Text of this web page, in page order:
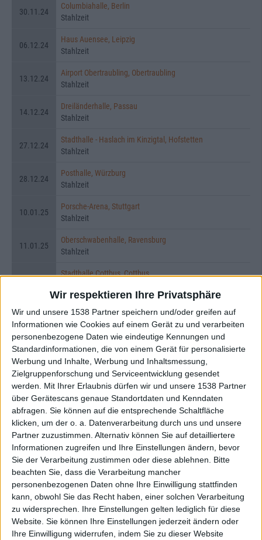
Wir respektieren Ihre Privatsphäre
Wir und unsere 1538 Partner speichern und/oder greifen auf
Informationen wie Cookies auf einem Gerät zu und verarbeiten
personenbezogene Daten wie eindeutige Kennungen und
Standardinformationen, die von einem Gerät für personalisierte
Werbung und Inhalte, Werbung und Inhaltsmessung,
Zielgruppenforschung und Serviceentwicklung gesendet
werden.
Mit Ihrer Erlaubnis dürfen wir und unsere 1538 Partner
über Gerätescans genaue Standortdaten und Kenndaten
abfragen. Sie können auf die entsprechende Schaltfläche
klicken, um der o. a. Datenverarbeitung durch uns und unsere
Partner zuzustimmen. Alternativ können Sie auf detailliertere
Informationen zugreifen und Ihre Einstellungen ändern, bevor
Sie der Verarbeitung zustimmen oder diese ablehnen.
Bitte
beachten Sie, dass die Verarbeitung mancher
personenbezogenen Daten ohne Ihre Einwilligung stattfinden
kann, obwohl Sie das Recht haben, einer solchen Verarbeitung
zu widersprechen. Ihre Einstellungen gelten lediglich für diese
Website. Sie können Ihre Einstellungen jederzeit ändern oder
Ihre Einwilligung widerrufen, indem Sie zu dieser Website
30.11.24
Columbiahalle, Berlin
Stahlzeit
06.12.24
Haus Auensee, Leipzig
Stahlzeit
13.12.24
Airport Obertraubling, Obertraubling
Stahlzeit
14.12.24
Dreiländerhalle, Passau
Stahlzeit
27.12.24
Stadthalle - Haslach im Kinzigtal, Hofstetten
Stahlzeit
28.12.24
Posthalle, Würzburg
Stahlzeit
10.01.25
Porsche-Arena, Stuttgart
Stahlzeit
11.01.25
Oberschwabenhalle, Ravensburg
Stahlzeit
17.01.25
Stadthalle Cottbus, Cottbus
18.01.25
Stahlzeit
24.01.25
Jahrhunderthalle, Frankfurt
Stahlzeit
25.01.25
BadnerHalle, Rastatt
Stahlzeit
31.01.25
Lokschuppen Rosenheim, Rosenheim
01.02.25
Stadthalle Tuttlingen, Tuttlingen
Stahlzeit
08.02.25
Nordhessen Arena Kassel, Kassel
Stahlzeit
14.02.25
KUK Gera, Ger
Stahlzeit